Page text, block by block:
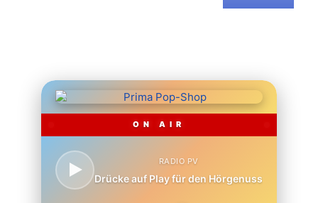
ON AIR
RADIO PV
Drücke auf Play für den Hörgenuss
MUSIKWUNSCH